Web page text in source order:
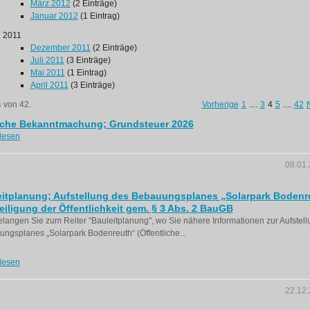
März 2012 (2 Einträge)
Januar 2012 (1 Eintrag)
2011
Dezember 2011 (2 Einträge)
Juli 2011 (3 Einträge)
Mai 2011 (1 Eintrag)
April 2011 (3 Einträge)
von 42.
Vorherige 1 .... 3 4 5 .... 42
Bekanntmachung; Grundsteuer 2026
Aufstellung des Bebauungsplanes „Solarpark
der Öffentlichkeit gem. § 3 Abs. 2 BauGB
Sie zum Reiter "Bauleitplanung", wo Sie nähere Informationen zur
„Solarpark Bodenreuth“ (Öffentliche...